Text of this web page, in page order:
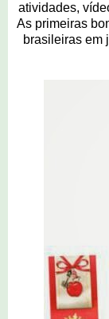
atividades,
As primeiras
brasileiras em